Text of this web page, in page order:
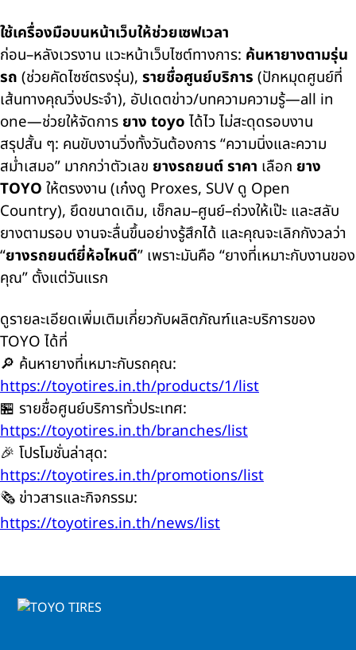
ใช้เครื่องมือบนหน้าเว็บให้ช่วยเซฟเวลา
ก่อน–หลังเวรงาน แวะหน้าเว็บไซต์ทางการ: ค้นหายางตามรุ่น
รถ (ช่วยคัดไซซ์ตรงรุ่น), รายชื่อศูนย์บริการ (ปักหมุดศูนย์ที่
เส้นทางคุณวิ่งประจำ), อัปเดตข่าว/บทความความรู้—all in
one—ช่วยให้จัดการ ยาง toyo ได้ไว ไม่สะดุดรอบงาน
สรุปสั้น ๆ: คนขับงานวิ่งทั้งวันต้องการ “ความนิ่งและความ
สม่ำเสมอ” มากกว่าตัวเลข ยางรถยนต์ ราคา เลือก ยาง
TOYO ให้ตรงงาน (เก๋งดู Proxes, SUV ดู Open
Country), ยึดขนาดเดิม, เช็กลม–ศูนย์–ถ่วงให้เป๊ะ และสลับ
ยางตามรอบ งานจะลื่นขึ้นอย่างรู้สึกได้ และคุณจะเลิกกังวลว่า
“ยางรถยนต์ยี่ห้อไหนดี” เพราะมันคือ “ยางที่เหมาะกับงานของ
คุณ” ตั้งแต่วันแรก
ดูรายละเอียดเพิ่มเติมเกี่ยวกับผลิตภัณฑ์และบริการของ
TOYO ได้ที่
🔎 ค้นหายางที่เหมาะกับรถคุณ:
https://toyotires.in.th/products/1/list
🏪 รายชื่อศูนย์บริการทั่วประเทศ:
https://toyotires.in.th/branches/list
🎉 โปรโมชั่นล่าสุด:
https://toyotires.in.th/promotions/list
🗞️ ข่าวสารและกิจกรรม:
https://toyotires.in.th/news/list